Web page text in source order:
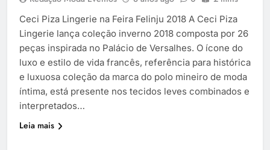
Ceci Piza Lingerie na Feira Felinju 2018 A Ceci Piza
Lingerie lança coleção inverno 2018 composta por 26
peças inspirada no Palácio de Versalhes. O ícone do
luxo e estilo de vida francês, referência para histórica
e luxuosa coleção da marca do polo mineiro de moda
íntima, está presente nos tecidos leves combinados e
interpretados…
Leia mais